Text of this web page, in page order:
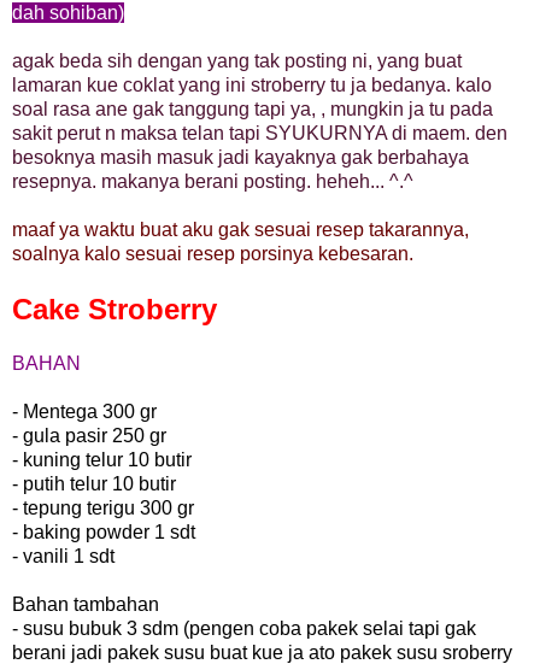
dah sohiban)
agak beda sih dengan yang tak posting ni, yang buat
lamaran kue coklat yang ini stroberry tu ja bedanya. kalo
soal rasa ane gak tanggung tapi ya, , mungkin ja tu pada
sakit perut n maksa telan tapi SYUKURNYA di maem. den
besoknya masih masuk jadi kayaknya gak berbahaya
resepnya. makanya berani posting. heheh... ^.^
maaf ya waktu buat aku gak sesuai resep takarannya,
soalnya kalo sesuai resep porsinya kebesaran.
Cake Stroberry
BAHAN
- Mentega 300 gr
- gula pasir 250 gr
- kuning telur 10 butir
- putih telur 10 butir
- tepung terigu 300 gr
- baking powder 1 sdt
- vanili 1 sdt
Bahan tambahan
- susu bubuk 3 sdm (pengen coba pakek selai tapi gak
berani jadi pakek susu buat kue ja ato pakek susu sroberry